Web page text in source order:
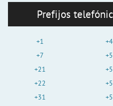
Prefijos
+1
+7
+21
+22
+31